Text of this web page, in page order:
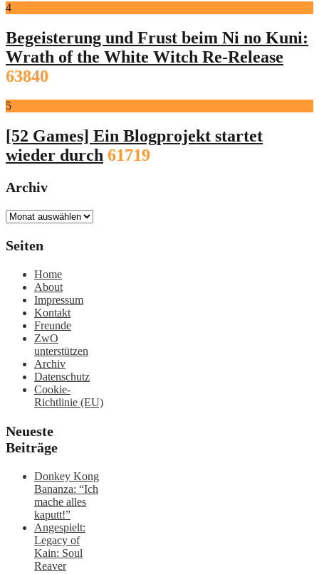
4
Begeisterung und Frust beim Ni no Kuni:
Wrath of the White Witch Re-Release
63840
5
[52 Games] Ein Blogprojekt startet
wieder durch 61719
Archiv
Archiv
Seiten
Home
About
Impressum
Kontakt
Freunde
ZwO
unterstützen
Archiv
Datenschutz
Cookie-
Richtlinie (EU)
Neueste
Beiträge
Donkey Kong
Bananza: “Ich
mache alles
kaputt!”
Angespielt:
Legacy of
Kain: Soul
Reaver